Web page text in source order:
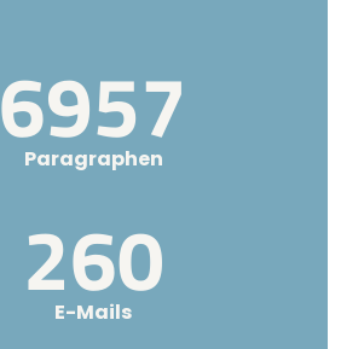
8594
Paragraphen
321
E-Mails